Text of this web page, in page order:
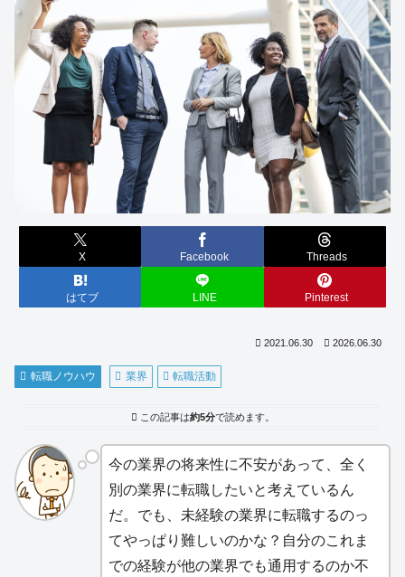
X Facebook Threads
はてブ LINE Pinterest
2021.06.30 2026.06.30
転職ノウハウ 業界 転職活動
この記事は約5分で読めます。
今の業界の将来性に不安があって、全く
別の業界に転職したいと考えているん
だ。でも、未経験の業界に転職するのっ
てやっぱり難しいのかな？自分のこれま
での経験が他の業界でも通用するのか不